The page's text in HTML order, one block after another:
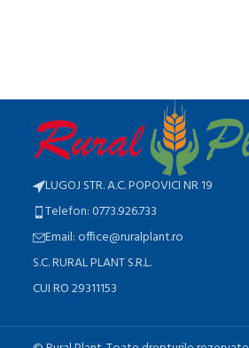
LUGOJ STR. A.C. POPOVICI NR 19
Telefon: 0773.926.733
Email: office@ruralplant.ro
S.C. RURAL PLANT S.R.L.
CUI RO 29311153